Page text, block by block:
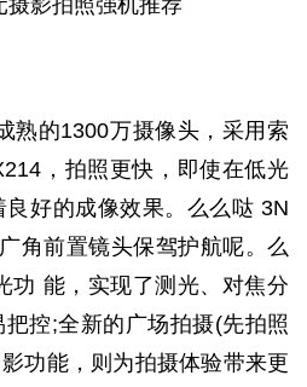
熟的1300万摄像头，采用索
，拍照更快，即使在低光
好的成像效果。么么哒 3N
角前置镜头保驾护航呢。么
功 能，实现了测光、对焦分
控;全新的广场拍摄(先拍照
功能，则为拍摄体验带来更